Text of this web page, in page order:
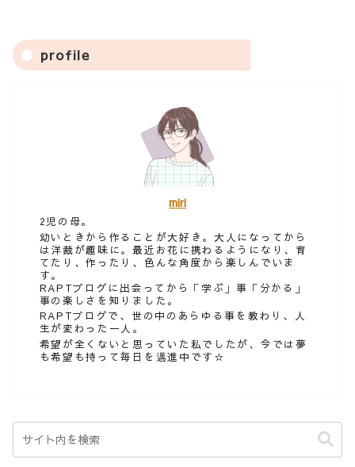
profile
miri
2児の母。
幼いときから作ることが大好き。大人になってから
は洋裁が趣味に。最近お花に携わるようになり、育
てたり、作ったり、色んな角度から楽しんでいま
す。
RAPTブログに出会ってから「学ぶ」事「分かる」
事の楽しさを知りました。
RAPTブログで、世の中のあらゆる事を教わり、人
生が変わった一人。
希望が全くないと思っていた私でしたが、今では夢
も希望も持って毎日を邁進中です☆